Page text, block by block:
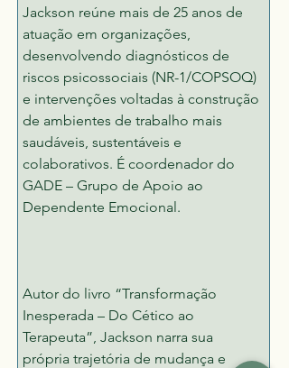
Jackson reúne mais de 25 anos de
atuação em organizações,
desenvolvendo diagnósticos de
riscos psicossociais (NR-1/COPSOQ)
e intervenções voltadas à construção
de ambientes de trabalho mais
saudáveis, sustentáveis e
colaborativos. É coordenador do
GADE – Grupo de Apoio ao
Dependente Emocional.
Autor do livro “Transformação
Inesperada – Do Cético ao
Terapeuta”, Jackson narra sua
própria trajetória de mudança e